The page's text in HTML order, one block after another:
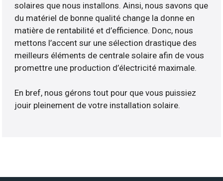
solaires que nous installons. Ainsi, nous savons que
du matériel de bonne qualité change la donne en
matière de rentabilité et d’efficience. Donc, nous
mettons l’accent sur une sélection drastique des
meilleurs éléments de centrale solaire afin de vous
promettre une production d’électricité maximale.
En bref, nous gérons tout pour que vous puissiez
jouir pleinement de votre installation solaire.